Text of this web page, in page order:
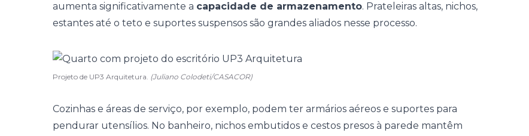
aumenta significativamente a capacidade de armazenamento. Prateleiras altas, nichos,
estantes até o teto e suportes suspensos são grandes aliados nesse processo.
Projeto de UP3 Arquitetura. (Juliano Colodeti/CASACOR)
Cozinhas e áreas de serviço, por exemplo, podem ter armários aéreos e suportes para
pendurar utensílios. No banheiro, nichos embutidos e cestos presos à parede mantêm